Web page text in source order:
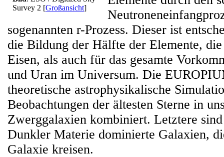
Survey 2 [Großansicht]
sogenannten r-Prozess. Dieser ist
die Bildung der Hälfte der Elemente,
Eisen, als auch für das gesamte
und Uran im Universum. Die
theoretische astrophysikalische
Beobachtungen der ältesten Sterne in
Zwerggalaxien kombiniert. Letztere
Dunkler Materie dominierte Galaxien,
Galaxie kreisen.